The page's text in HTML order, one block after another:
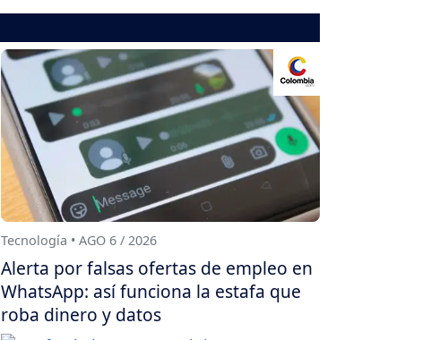
Tecnología • AGO 6 / 2026
Alerta por falsas ofertas de empleo en
WhatsApp: así funciona la estafa que
roba dinero y datos